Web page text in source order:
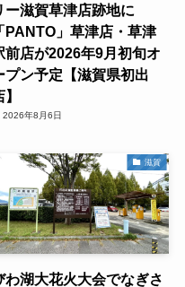
ー滋賀草津店跡地に
「PANTO」草津店・草津
前店が2026年9月初旬オ
プン予定【滋賀県初出
2026年8月6日
滋賀
わ湖大花火大会でなぎさ